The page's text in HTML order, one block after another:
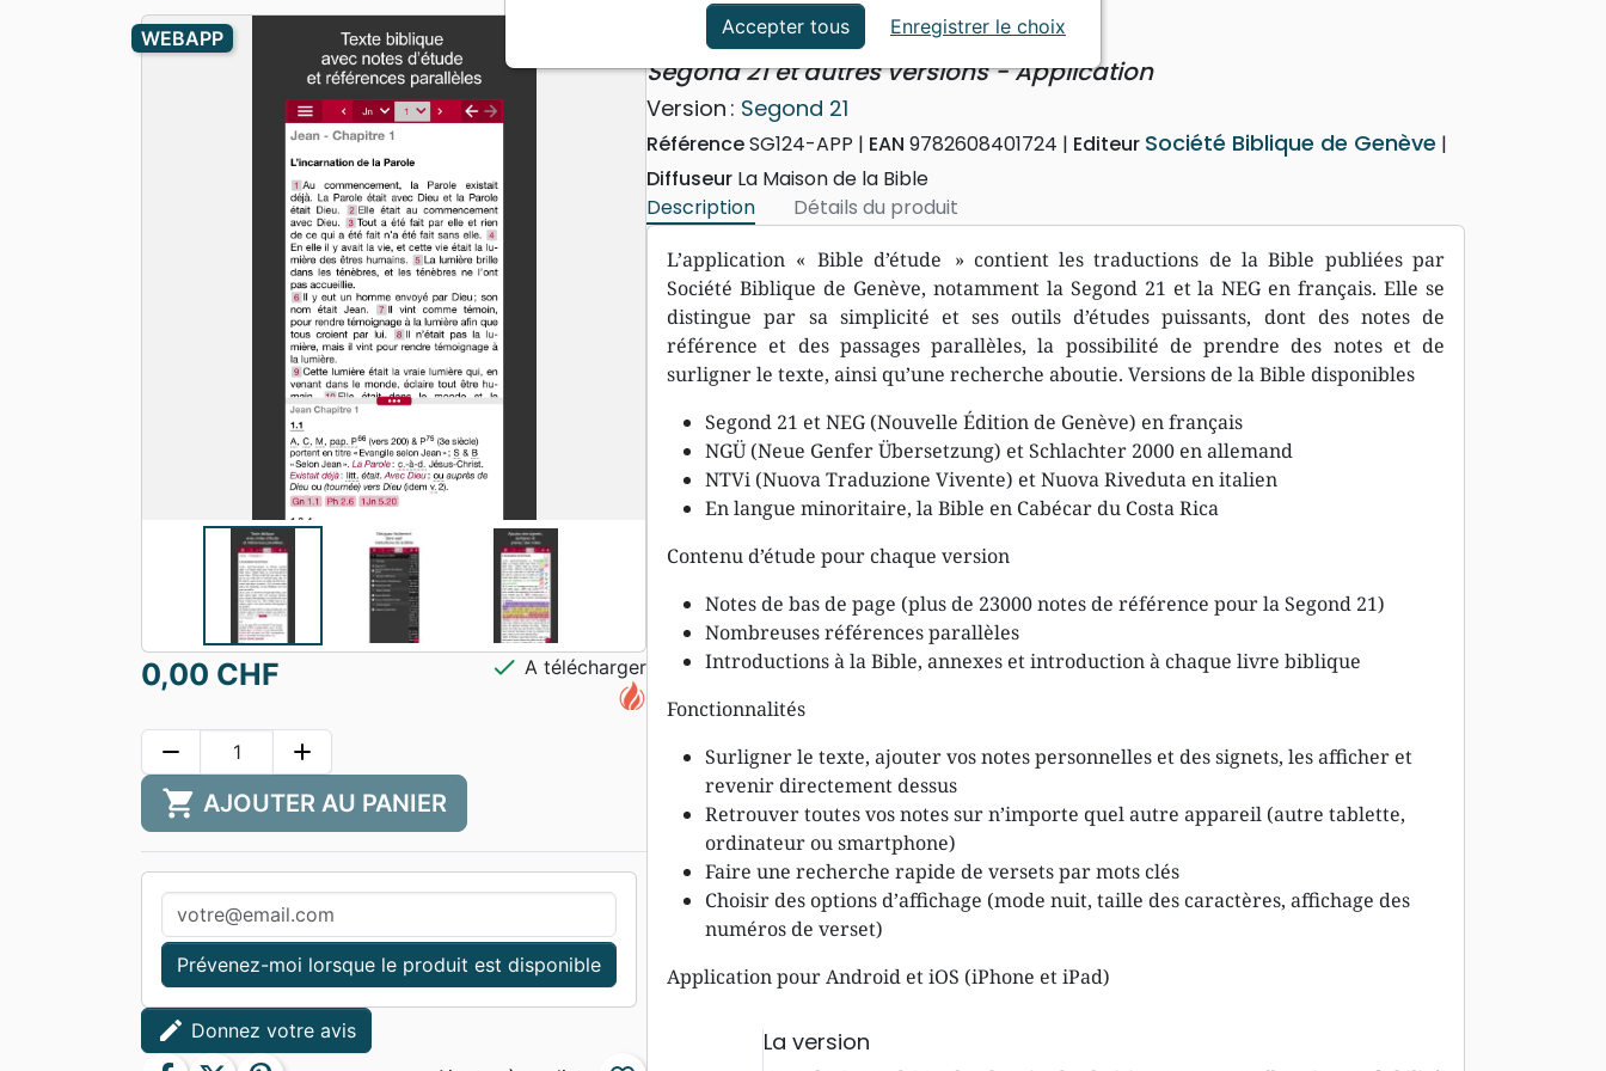
Apologétique
Formation
Événements actuels
Bible d'étude
Segond 21 et autres versions - Application
Version : Segond 21
RéférenceSG124-APP EAN 9782608401724 Editeur Société Biblique de Genève
Diffuseur La Maison de la Bible
Description
Détails du produit
L’application « Bible d’étude » contient les traductions de la Bible publiées par
Société Biblique de Genève, notamment la Segond 21 et la NEG en français. Elle se
distingue par sa simplicité et ses outils d’études puissants, dont des notes de
référence et des passages parallèles, la possibilité de prendre des notes et de
surligner le texte, ainsi qu’une recherche aboutie. Versions de la Bible disponibles
Segond 21 et NEG (Nouvelle Édition de Genève) en français
NGÜ (Neue Genfer Übersetzung) et Schlachter 2000 en allemand
NTVi (Nuova Traduzione Vivente) et Nuova Riveduta en italien
En langue minoritaire, la Bible en Cabécar du Costa Rica
Contenu d’étude pour chaque version
Notes de bas de page (plus de 23000 notes de référence pour la Segond 21)
Nombreuses références parallèles
Introductions à la Bible, annexes et introduction à chaque livre biblique
Fonctionnalités
Surligner le texte, ajouter vos notes personnelles et des signets, les afficher et
revenir directement dessus
Retrouver toutes vos notes sur n’importe quel autre appareil (autre tablette,
ordinateur ou smartphone)
Faire une recherche rapide de versets par mots clés
Choisir des options d’affichage (mode nuit, taille des caractères, affichage des
numéros de verset)
Application pour Android et iOS (iPhone et iPad)
La version
WEBAPP
0,00 CHF check A télécharger
remove add
shopping_cart AJOUTER AU PANIER
Prévenez-moi lorsque le produit est disponible
edit Donnez votre avis
Accepter tous Enregistrer le choix